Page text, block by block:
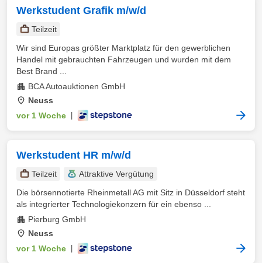
Werkstudent Grafik m/w/d
Teilzeit
Wir sind Europas größter Marktplatz für den gewerblichen
Handel mit gebrauchten Fahrzeugen und wurden mit dem
Best Brand ...
BCA Autoauktionen GmbH
Neuss
vor 1 Woche
Werkstudent HR m/w/d
Teilzeit
Attraktive Vergütung
Die börsennotierte Rheinmetall AG mit Sitz in Düsseldorf steht
als integrierter Technologiekonzern für ein ebenso ...
Pierburg GmbH
Neuss
vor 1 Woche